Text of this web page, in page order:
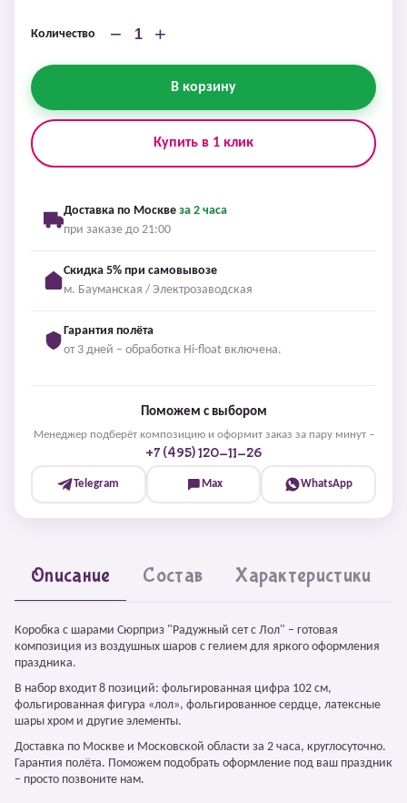
Количество − +
В корзину
Купить в 1 клик
Доставка по Москве за 2 часа
при заказе до 21:00
Скидка 5% при самовывозе
м. Бауманская / Электрозаводская
Гарантия полёта
от 3 дней – обработка Hi-float включена.
Поможем с выбором
Менеджер подберёт композицию и оформит заказ за пару минут –
+7 (495) 120-11-26
Telegram Max WhatsApp
Описание Состав Характеристики
Коробка с шарами Сюрприз "Радужный сет с Лол" – готовая
композиция из воздушных шаров с гелием для яркого оформления
праздника.
В набор входит 8 позиций: фольгированная цифра 102 см,
фольгированная фигура «лол», фольгированное сердце, латексные
шары хром и другие элементы.
Доставка по Москве и Московской области за 2 часа, круглосуточно.
Гарантия полёта. Поможем подобрать оформление под ваш праздник
– просто позвоните нам.